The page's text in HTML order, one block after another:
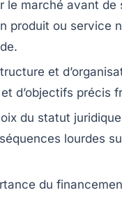
le marché avant de
produit ou service
et
d’objectifs précis
du statut juridique
lourdes
du